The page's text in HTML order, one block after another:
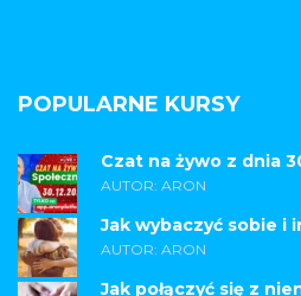
POPULARNE KURSY
Czat na żywo z dnia
AUTOR: ARON
Jak wybaczyć sobie i
AUTOR: ARON
Jak połączyć się z